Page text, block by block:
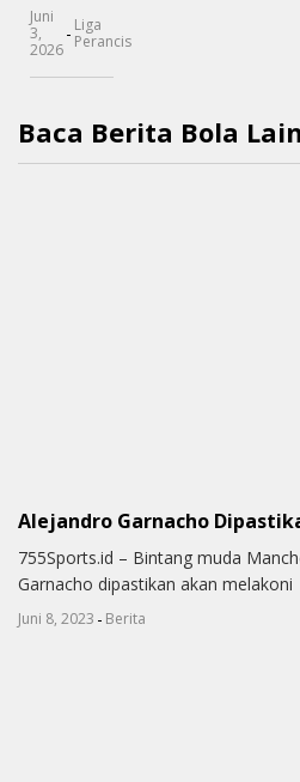
Juni
3,
2026
- Liga
Perancis
Baca Berita Bola
Alejandro Garnacho
755Sports.id – Bintang muda
Garnacho dipastikan akan melakoni
Juni 8, 2023 - Berita